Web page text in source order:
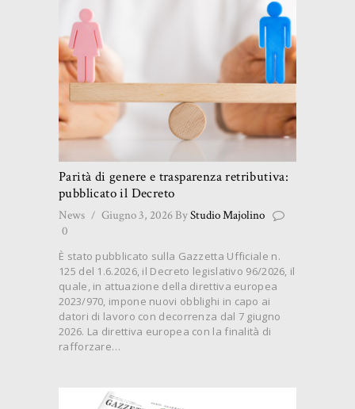
Parità di genere e trasparenza retributiva:
pubblicato il Decreto
News Giugno 3, 2026 ByStudio Majolino
0
È stato pubblicato sulla Gazzetta Ufficiale n.
125 del 1.6.2026, il Decreto legislativo 96/2026, il
quale, in attuazione della direttiva europea
2023/970, impone nuovi obblighi in capo ai
datori di lavoro con decorrenza dal 7 giugno
2026. La direttiva europea con la finalità di
rafforzare…